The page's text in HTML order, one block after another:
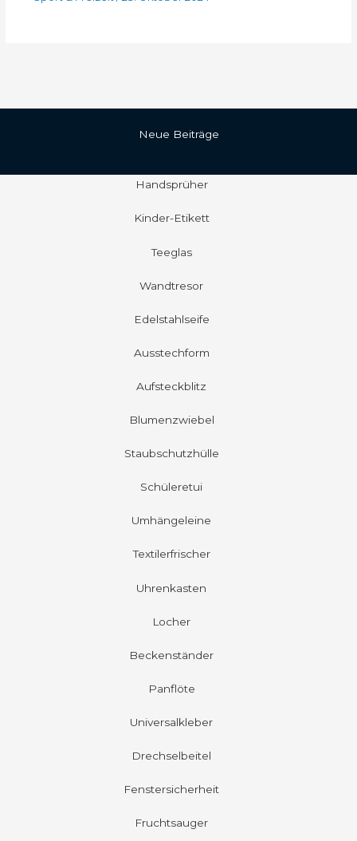
Neue Beiträge
Handsprüher
Kinder-Etikett
Teeglas
Wandtresor
Edelstahlseife
Ausstechform
Aufsteckblitz
Blumenzwiebel
Staubschutzhülle
Schüleretui
Umhängeleine
Textilerfrischer
Uhrenkasten
Locher
Beckenständer
Panflöte
Universalkleber
Drechselbeitel
Fenstersicherheit
Fruchtsauger